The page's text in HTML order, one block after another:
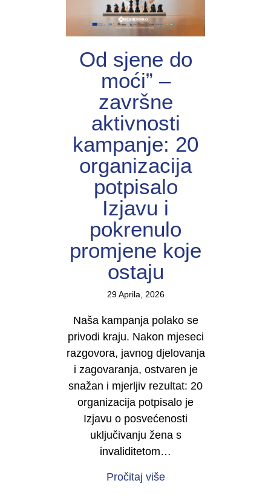
Od sjene do
moći” –
završne
aktivnosti
kampanje: 20
organizacija
potpisalo
Izjavu i
pokrenulo
promjene koje
ostaju
29 Aprila, 2026
Naša kampanja polako se
privodi kraju. Nakon mjeseci
razgovora, javnog djelovanja
i zagovaranja, ostvaren je
snažan i mjerljiv rezultat: 20
organizacija potpisalo je
Izjavu o posvećenosti
uključivanju žena s
invaliditetom…
Pročitaj višeabout Od sjene do